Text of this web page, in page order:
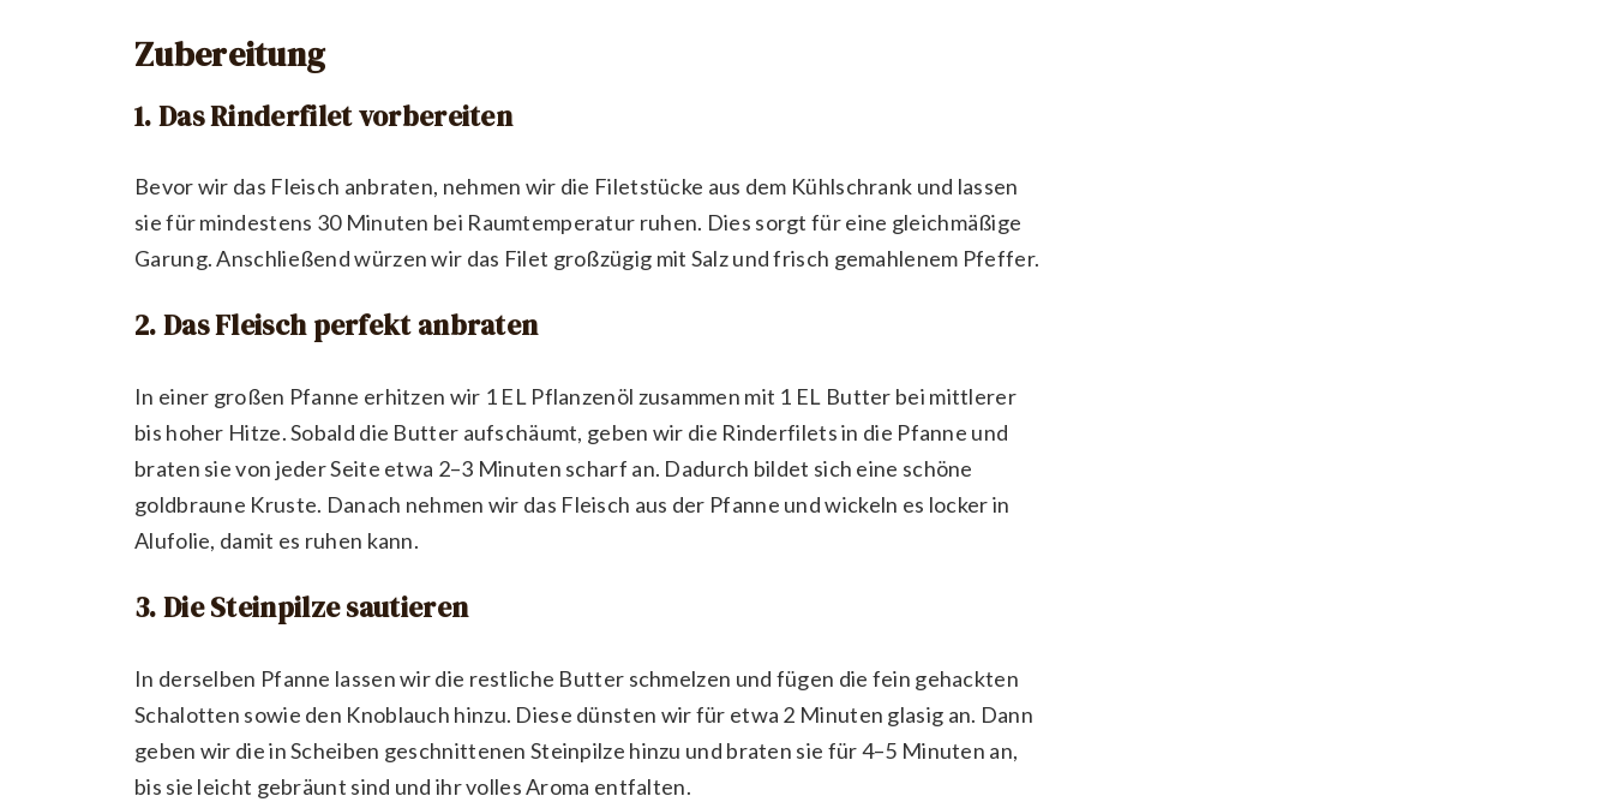
Zubereitung
1. Das Rinderfilet vorbereiten
Bevor wir das Fleisch anbraten, nehmen wir die Filetstücke aus dem Kühlschrank und lassen
sie für mindestens 30 Minuten bei Raumtemperatur ruhen. Dies sorgt für eine gleichmäßige
Garung. Anschließend würzen wir das Filet großzügig mit Salz und frisch gemahlenem Pfeffer.
2. Das Fleisch perfekt anbraten
In einer großen Pfanne erhitzen wir 1 EL Pflanzenöl zusammen mit 1 EL Butter bei mittlerer
bis hoher Hitze. Sobald die Butter aufschäumt, geben wir die Rinderfilets in die Pfanne und
braten sie von jeder Seite etwa 2–3 Minuten scharf an. Dadurch bildet sich eine schöne
goldbraune Kruste. Danach nehmen wir das Fleisch aus der Pfanne und wickeln es locker in
Alufolie, damit es ruhen kann.
3. Die Steinpilze sautieren
In derselben Pfanne lassen wir die restliche Butter schmelzen und fügen die fein gehackten
Schalotten sowie den Knoblauch hinzu. Diese dünsten wir für etwa 2 Minuten glasig an. Dann
geben wir die in Scheiben geschnittenen Steinpilze hinzu und braten sie für 4–5 Minuten an,
bis sie leicht gebräunt sind und ihr volles Aroma entfalten.